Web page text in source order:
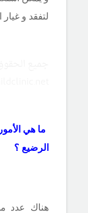
لتفقد و
ما هي
الرضيع ؟
هناك عدد